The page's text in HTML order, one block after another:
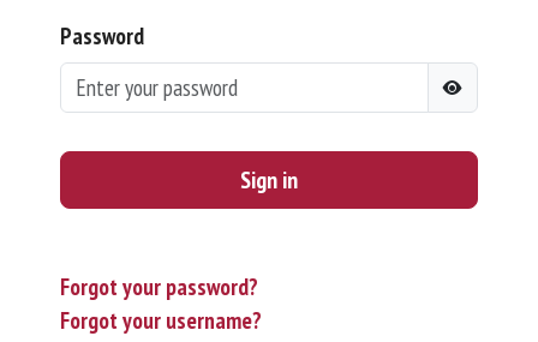
Password
Sign in
Forgot your password?
Forgot your username?